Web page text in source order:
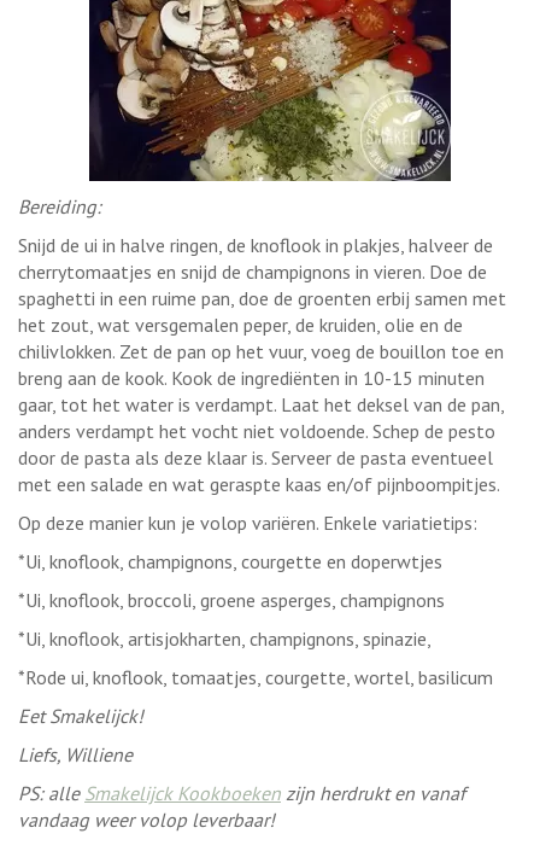
Bereiding:
Snijd de ui in halve ringen, de knoflook in plakjes, halveer de
cherrytomaatjes en snijd de champignons in vieren. Doe de
spaghetti in een ruime pan, doe de groenten erbij samen met
het zout, wat versgemalen peper, de kruiden, olie en de
chilivlokken. Zet de pan op het vuur, voeg de bouillon toe en
breng aan de kook. Kook de ingrediënten in 10-15 minuten
gaar, tot het water is verdampt. Laat het deksel van de pan,
anders verdampt het vocht niet voldoende. Schep de pesto
door de pasta als deze klaar is. Serveer de pasta eventueel
met een salade en wat geraspte kaas en/of pijnboompitjes.
Op deze manier kun je volop variëren. Enkele variatietips:
*Ui, knoflook, champignons, courgette en doperwtjes
*Ui, knoflook, broccoli, groene asperges, champignons
*Ui, knoflook, artisjokharten, champignons, spinazie,
*Rode ui, knoflook, tomaatjes, courgette, wortel, basilicum
Eet Smakelijck!
Liefs, Williene
PS: alle Smakelijck Kookboeken zijn herdrukt en vanaf
vandaag weer volop leverbaar!